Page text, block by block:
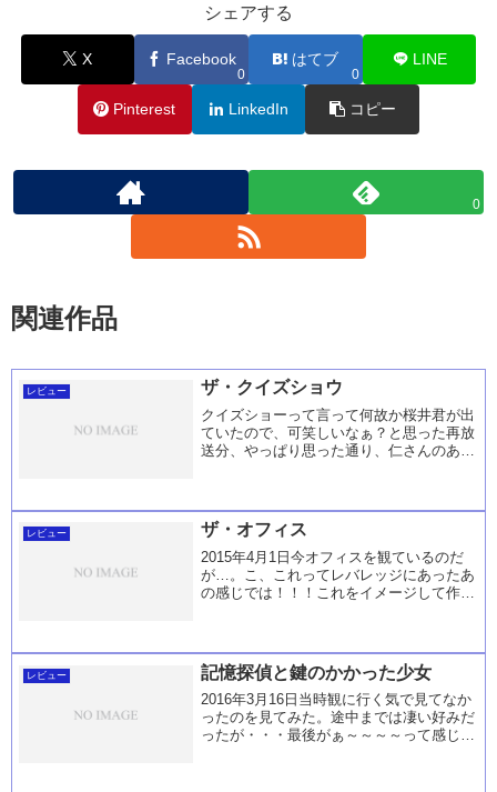
シェアする
X Facebook
0
はてブ
0
LINE
Pinterest LinkedIn コピー
0
関連作品
レビュー ザ・クイズショウ
クイズショーって言って何故か桜井君が出
ていたので、可笑しいなぁ？と思った再放
送分、やっぱり思った通り、仁さんのあっ
味が分かった...
レビュー ザ・オフィス
2015年4月1日今オフィスを観ているのだ
が…。こ、これってレバレッジにあったあ
の感じでは！！！これをイメージして作成
た・・・。h...
レビュー 記憶探偵と鍵のかかった少女
2016年3月16日当時観に行く気で見てなか
ったのを見てみた。途中までは凄い好みだ
ったが・・・最後がぁ～～～～って感じ。